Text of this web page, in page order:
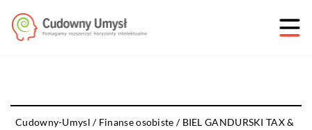
Cudowny-Umysl / Finanse osobiste / BIEL GANDURSKI TAX &